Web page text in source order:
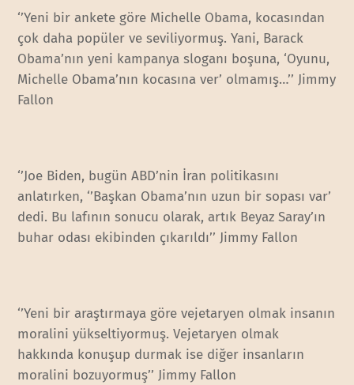
‘’Yeni bir ankete göre Michelle Obama, kocasından
çok daha popüler ve seviliyormuş. Yani, Barack
Obama’nın yeni kampanya sloganı boşuna, ‘Oyunu,
Michelle Obama’nın kocasına ver’ olmamış…’’ Jimmy
Fallon
‘’Joe Biden, bugün ABD’nin İran politikasını
anlatırken, ‘’Başkan Obama’nın uzun bir sopası var’
dedi. Bu lafının sonucu olarak, artık Beyaz Saray’ın
buhar odası ekibinden çıkarıldı’’ Jimmy Fallon
‘’Yeni bir araştırmaya göre vejetaryen olmak insanın
moralini yükseltiyormuş. Vejetaryen olmak
hakkında konuşup durmak ise diğer insanların
moralini bozuyormuş’’ Jimmy Fallon